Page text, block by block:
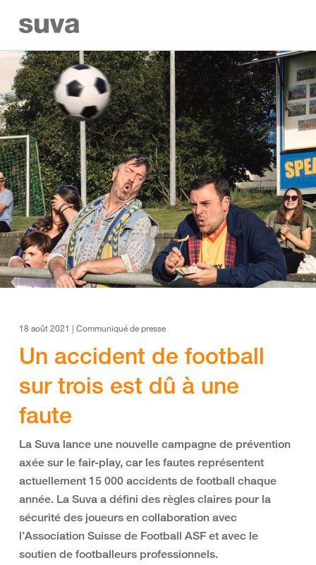
18 août 2021 | Communiqué de presse
Un accident de football
sur trois est dû à une
faute
La Suva lance une nouvelle campagne de prévention
axée sur le fair-play, car les fautes représentent
actuellement 15 000 accidents de football chaque
année. La Suva a défini des règles claires pour la
sécurité des joueurs en collaboration avec
l’Association Suisse de Football ASF et avec le
soutien de footballeurs professionnels.